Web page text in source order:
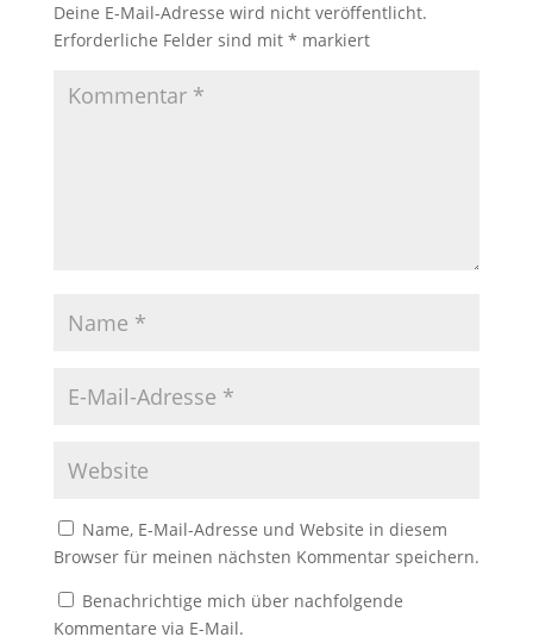
Deine E-Mail-Adresse wird nicht veröffentlicht.
Erforderliche Felder sind mit * markiert
Name, E-Mail-Adresse und Website in diesem
Browser für meinen nächsten Kommentar speichern.
Benachrichtige mich über nachfolgende
Kommentare via E-Mail.